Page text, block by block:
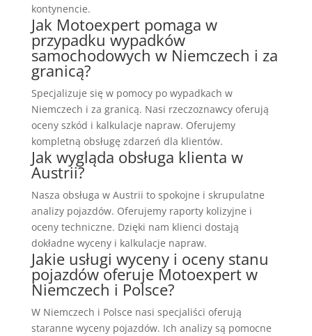
kontynencie.
Jak Motoexpert pomaga w
przypadku wypadków
samochodowych w Niemczech i za
granicą?
Specjalizuje się w pomocy po wypadkach w
Niemczech i za granicą. Nasi rzeczoznawcy oferują
oceny szkód i kalkulacje napraw. Oferujemy
kompletną obsługę zdarzeń dla klientów.
Jak wygląda obsługa klienta w
Austrii?
Nasza obsługa w Austrii to spokojne i skrupulatne
analizy pojazdów. Oferujemy raporty kolizyjne i
oceny techniczne. Dzięki nam klienci dostają
dokładne wyceny i kalkulacje napraw.
Jakie usługi wyceny i oceny stanu
pojazdów oferuje Motoexpert w
Niemczech i Polsce?
W Niemczech i Polsce nasi specjaliści oferują
staranne wyceny pojazdów. Ich analizy są pomocne